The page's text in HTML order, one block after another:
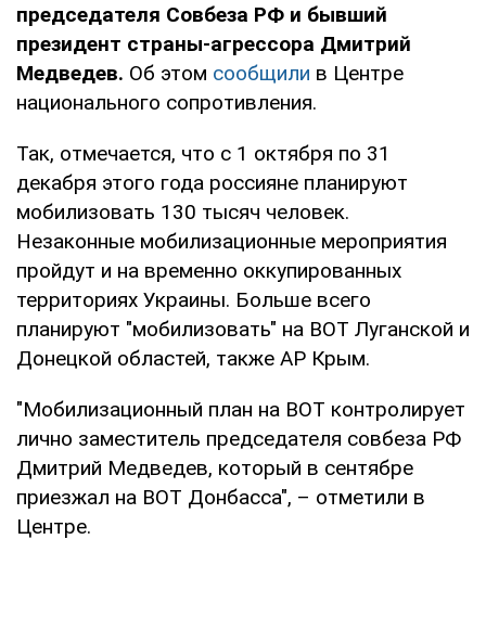
председателя Совбеза РФ и бывший
президент страны-агрессора Дмитрий
Медведев. Об этом сообщили в Центре
национального сопротивления.
Так, отмечается, что с 1 октября по 31
декабря этого года россияне планируют
мобилизовать 130 тысяч человек.
Незаконные мобилизационные мероприятия
пройдут и на временно оккупированных
территориях Украины. Больше всего
планируют "мобилизовать" на ВОТ Луганской и
Донецкой областей, также АР Крым.
"Мобилизационный план на ВОТ контролирует
лично заместитель председателя совбеза РФ
Дмитрий Медведев, который в сентябре
приезжал на ВОТ Донбасса", – отметили в
Центре.